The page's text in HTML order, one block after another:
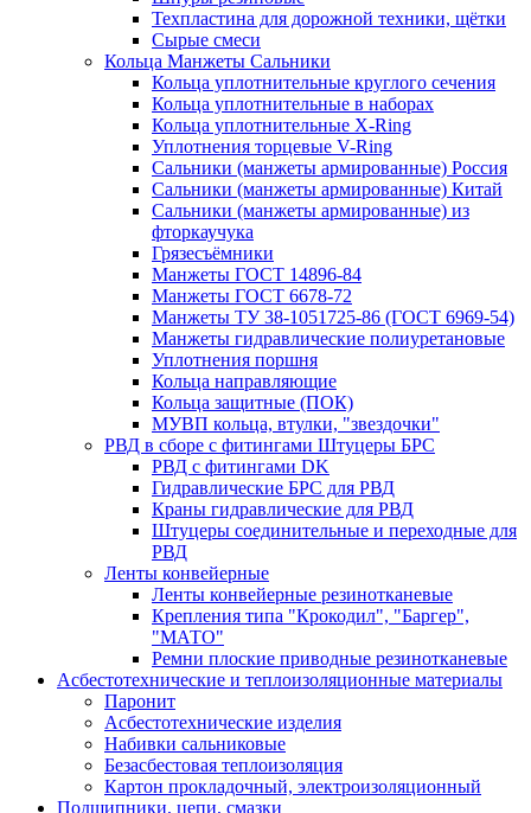
Техпластина для дорожной техники, щётки
Сырые смеси
Кольца Манжеты Сальники
Кольца уплотнительные круглого сечения
Кольца уплотнительные в наборах
Кольца уплотнительные Х-Ring
Уплотнения торцевые V-Ring
Сальники (манжеты армированные) Россия
Сальники (манжеты армированные) Китай
Сальники (манжеты армированные) из
фторкаучука
Грязесъёмники
Манжеты ГОСТ 14896-84
Манжеты ГОСТ 6678-72
Манжеты ТУ 38-1051725-86 (ГОСТ 6969-54)
Манжеты гидравлические полиуретановые
Уплотнения поршня
Кольца направляющие
Кольца защитные (ПОК)
МУВП кольца, втулки, "звездочки"
РВД в сборе с фитингами Штуцеры БРС
РВД с фитингами DK
Гидравлические БРС для РВД
Краны гидравлические для РВД
Штуцеры соединительные и переходные для
РВД
Ленты конвейерные
Ленты конвейерные резинотканевые
Крепления типа "Крокодил", "Баргер",
"МАТО"
Ремни плоские приводные резинотканевые
Асбестотехнические и теплоизоляционные материалы
Паронит
Асбестотехнические изделия
Набивки сальниковые
Безасбестовая теплоизоляция
Картон прокладочный, электроизоляционный
Подшипники, цепи, смазки